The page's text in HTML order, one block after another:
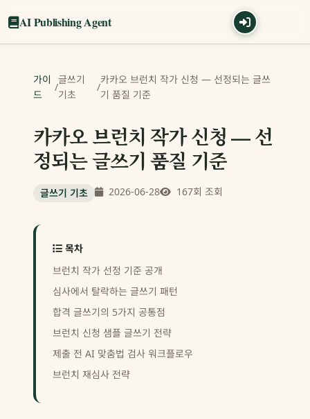
AI Publishing Agent
가이
드
/
글쓰기
기초
/
카카오 브런치 작가 신청 — 선정되는 글쓰
기 품질 기준
카카오 브런치 작가 신청 — 선
정되는 글쓰기 품질 기준
글쓰기 기초 2026-06-28 167회 조회
목차
브런치 작가 선정 기준 공개
심사에서 탈락하는 글쓰기 패턴
합격 글쓰기의 5가지 공통점
브런치 신청 샘플 글쓰기 전략
제출 전 AI 맞춤법 검사 워크플로우
브런치 재심사 전략